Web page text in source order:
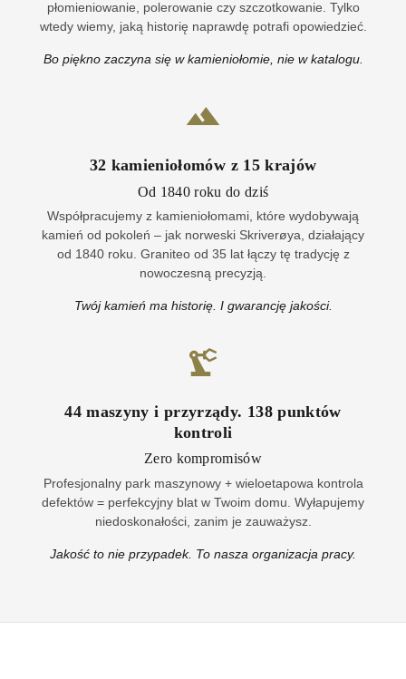
płomieniowanie, polerowanie czy szczotkowanie. Tylko
wtedy wiemy, jaką historię naprawdę potrafi opowiedzieć.
Bo piękno zaczyna się w kamieniołomie, nie w katalogu.
32 kamieniołomów z 15krajów
Od 1840 roku do dziś
Współpracujemy z kamieniołomami, które wydobywają
kamień od pokoleń – jak norweski Skriverøya, działający
od 1840 roku. Graniteo od 35 lat łączy tę tradycję z
nowoczesną precyzją.
Twój kamień ma historię. I gwarancję jakości.
44 maszyny i przyrządy. 138punktów
kontroli
Zero kompromisów
Profesjonalny park maszynowy + wieloetapowa kontrola
defektów = perfekcyjny blat w Twoim domu. Wyłapujemy
niedoskonałości, zanim je zauważysz.
Jakość to nie przypadek. To nasza organizacja pracy.